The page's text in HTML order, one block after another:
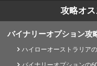
攻略オ
バイナリーオプション攻
ハイローオーストラリア